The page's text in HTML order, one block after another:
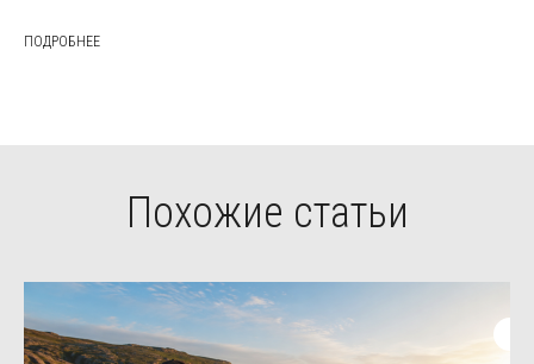
ПОДРОБНЕЕ
Похожие статьи